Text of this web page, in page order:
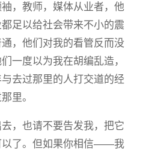
，教师，媒体从业者，他
足以给社会带来不小的震
，他们对我的看管反而没
一度以为我在胡编乱造，
去过那里的人打交道的经
里。
，也请不要告发我，把它
以了。但如果你相信——我